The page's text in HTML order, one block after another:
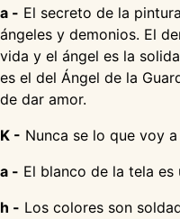
a - El secreto de la
ángeles y demonios. El
vida y el ángel es la
es el del Ángel de la
de dar amor.
K - Nunca se lo que voy
a - El blanco de la tela es
h - Los colores son